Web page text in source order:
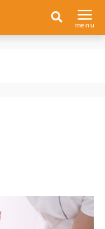
menu